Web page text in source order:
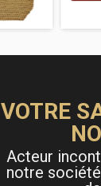
VOTRE
Acteur
notre